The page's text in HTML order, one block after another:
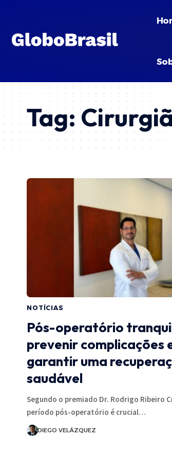
Tag:
NOTÍCIAS
Pós-operatório
prevenir complicações
garantir uma
saudável
Segundo o premiado Dr. Rodrigo Ribeiro
período pós-operatório é crucial…
DIEGO VELÁZQUEZ